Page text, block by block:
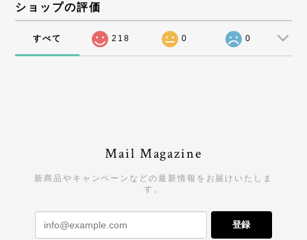
ショップの評価
すべて 218 0 0
Mail Magazine
新商品やキャンペーンなどの最新情報をお届けいたしま
す。
登録